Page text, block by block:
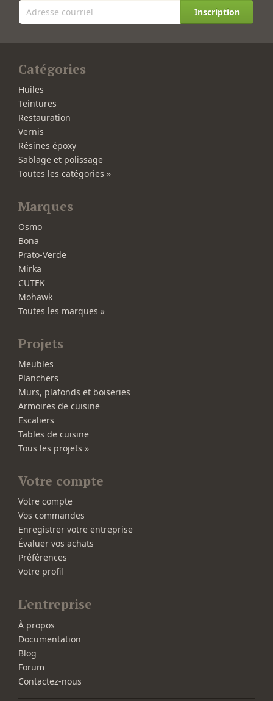
Inscription
Catégories
Huiles
Teintures
Restauration
Vernis
Résines époxy
Sablage et polissage
Toutes les catégories »
Marques
Osmo
Bona
Prato-Verde
Mirka
CUTEK
Mohawk
Toutes les marques »
Projets
Meubles
Planchers
Murs, plafonds et boiseries
Armoires de cuisine
Escaliers
Tables de cuisine
Tous les projets »
Votre compte
Votre compte
Vos commandes
Enregistrer votre entreprise
Évaluer vos achats
Préférences
Votre profil
L'entreprise
À propos
Documentation
Blog
Forum
Contactez-nous